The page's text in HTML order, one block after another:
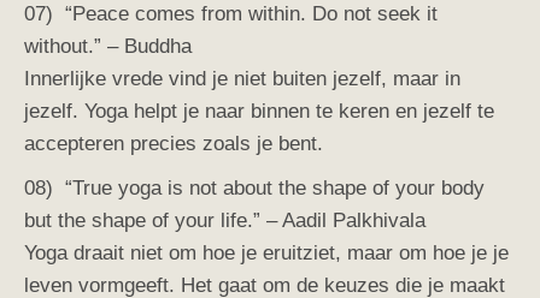
07) “Peace comes from within. Do not seek it
without.” – Buddha
Innerlijke vrede vind je niet buiten jezelf, maar in
jezelf. Yoga helpt je naar binnen te keren en jezelf te
accepteren precies zoals je bent.
08) “True yoga is not about the shape of your body
but the shape of your life.” – Aadil Palkhivala
Yoga draait niet om hoe je eruitziet, maar om hoe je je
leven vormgeeft. Het gaat om de keuzes die je maakt